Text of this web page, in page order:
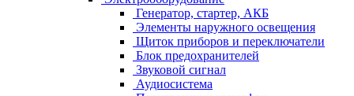
Генератор, стартер, АКБ
Элементы наружного освещения
Щиток приборов и переключатели
Блок предохранителей
Звуковой сигнал
Аудиосистема